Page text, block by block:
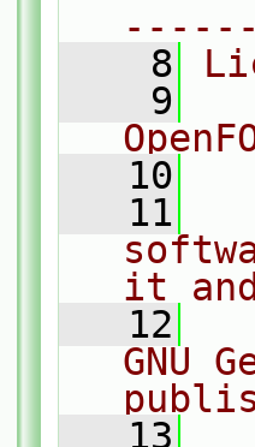
    8
    9
   10
   11
it
   12
GNU
   13